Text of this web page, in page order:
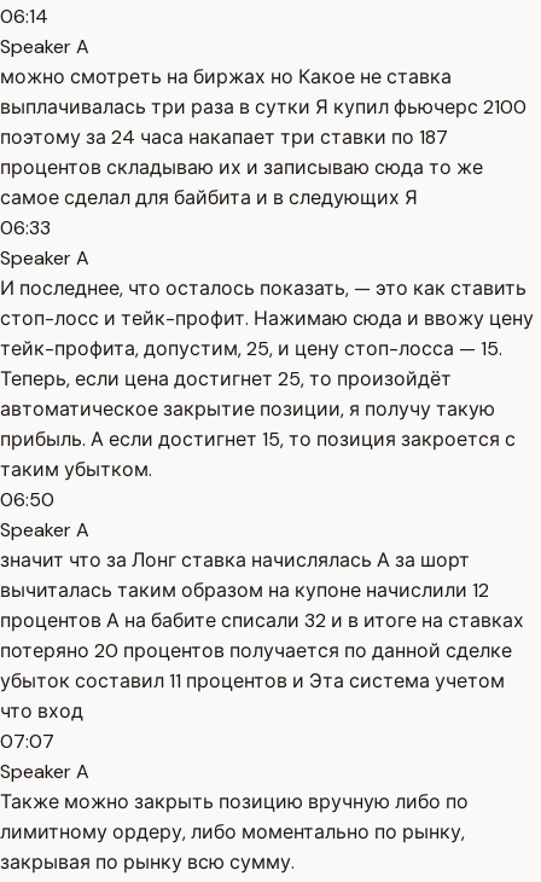
06:14
Speaker A
можно смотреть на биржах но Какое не ставка
выплачивалась три раза в сутки Я купил фьючерс 2100
поэтому за 24 часа накапает три ставки по 187
процентов складываю их и записываю сюда то же
самое сделал для байбита и в следующих Я
06:33
Speaker A
И последнее, что осталось показать, — это как ставить
стоп-лосс и тейк-профит. Нажимаю сюда и ввожу цену
тейк-профита, допустим, 25, и цену стоп-лосса — 15.
Теперь, если цена достигнет 25, то произойдёт
автоматическое закрытие позиции, я получу такую
прибыль. А если достигнет 15, то позиция закроется с
таким убытком.
06:50
Speaker A
значит что за Лонг ставка начислялась А за шорт
вычиталась таким образом на купоне начислили 12
процентов А на бабите списали 32 и в итоге на ставках
потеряно 20 процентов получается по данной сделке
убыток составил 11 процентов и Эта система учетом
что вход
07:07
Speaker A
Также можно закрыть позицию вручную либо по
лимитному ордеру, либо моментально по рынку,
закрывая по рынку всю сумму.